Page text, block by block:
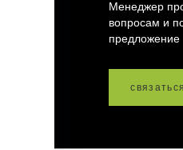
Менеджер
вопросам и
предложение